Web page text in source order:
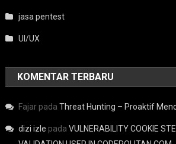
jasa pentest
UI/UX
KOMENTAR TERBARU
Fajar padaThreat Hunting – Proaktif
dizi izle padaVULNERABILITY COOKIE